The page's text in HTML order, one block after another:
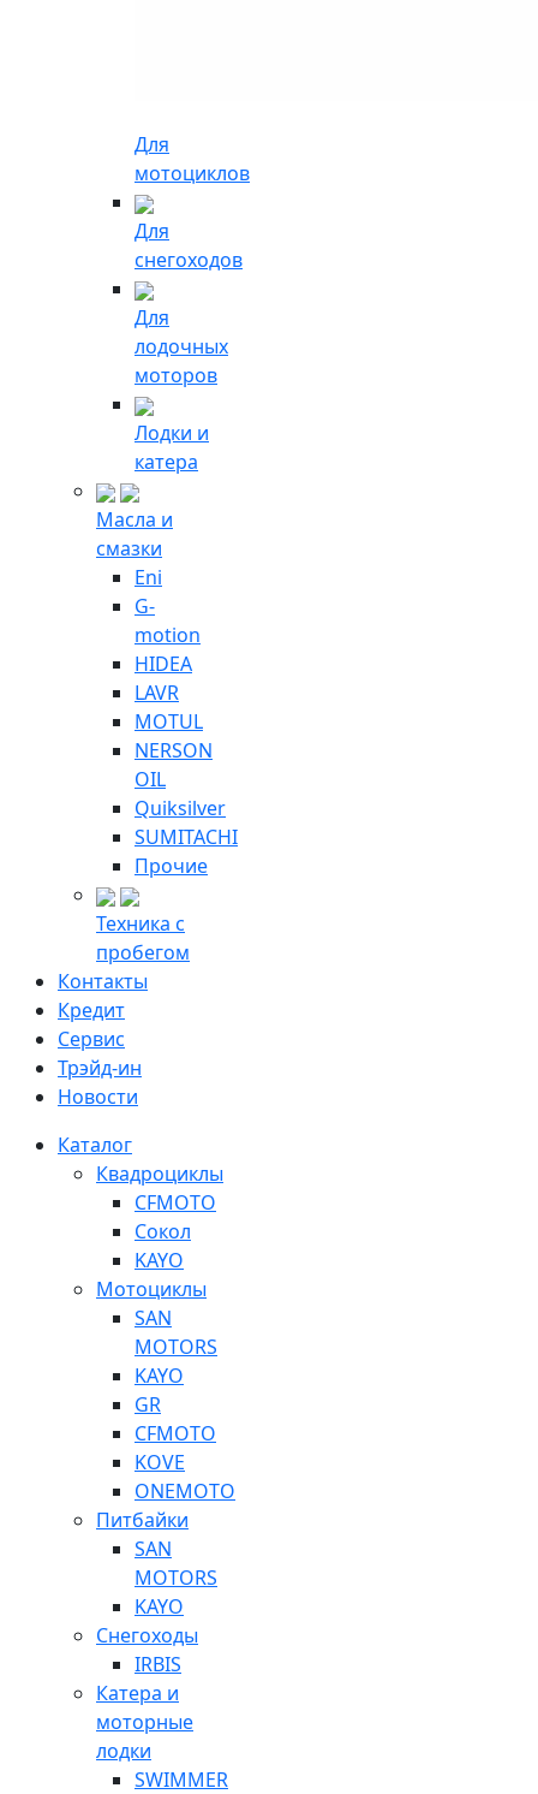
Для
мотоциклов
Для
снегоходов
Для
лодочных
моторов
Лодки и
катера
Масла и
смазки
Eni
G-
motion
HIDEA
LAVR
MOTUL
NERSON
OIL
Quiksilver
SUMITACHI
Прочие
Техника с
пробегом
Контакты
Кредит
Сервис
Трэйд-ин
Новости
Каталог
Квадроциклы
CFMOTO
Сокол
KAYO
Мотоциклы
SAN
MOTORS
KAYO
GR
CFMOTO
KOVE
ONEMOTO
Питбайки
SAN
MOTORS
KAYO
Снегоходы
IRBIS
Катера и
моторные
лодки
SWIMMER